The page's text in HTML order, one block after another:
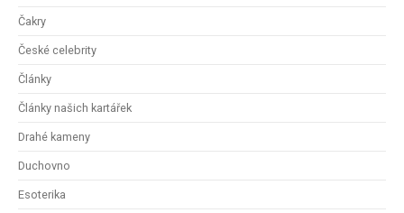
Čakry
České celebrity
Články
Články našich kartářek
Drahé kameny
Duchovno
Esoterika